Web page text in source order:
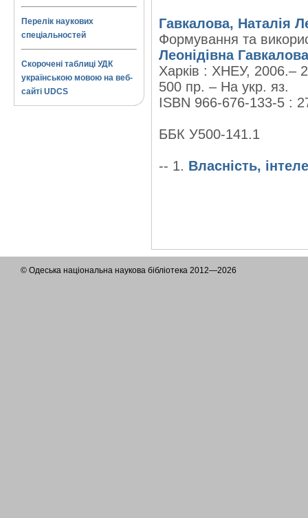
Перелік наукових
спеціальностей
Скорочені таблиці УДК
українською мовою на веб-
сайті UDCS
Гавкалова, Наталія
Формування та
Леонідівна Гавкалова
Харків : ХНЕУ, 2006.–
500 пр. – На укр. яз.
ISBN 966-676-133-5 :
ББК У500-141.1
-- 1. Власність,
© Одеська національна наукова бібліотека 2012—2026